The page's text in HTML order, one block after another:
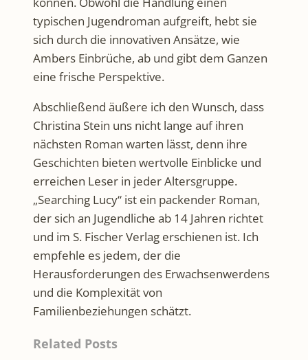
typischen Jugendroman aufgreift, hebt sie
sich durch die innovativen Ansätze, wie
Ambers Einbrüche, ab und gibt dem Ganzen
eine frische Perspektive.
Abschließend äußere ich den Wunsch, dass
Christina Stein uns nicht lange auf ihren
nächsten Roman warten lässt, denn ihre
Geschichten bieten wertvolle Einblicke und
erreichen Leser in jeder Altersgruppe.
„Searching Lucy“ ist ein packender Roman,
der sich an Jugendliche ab 14 Jahren richtet
und im S. Fischer Verlag erschienen ist. Ich
empfehle es jedem, der die
Herausforderungen des Erwachsenwerdens
und die Komplexität von
Familienbeziehungen schätzt.
Related Posts